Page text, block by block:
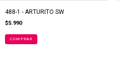
488-1 - ARTURITO SW
$5.990